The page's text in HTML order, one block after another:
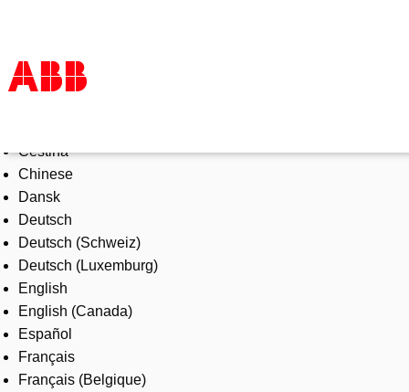
Products & Solutions
Industries
Services
About us
Where to buy
Contact us
Careers
Čeština
Chinese
Dansk
Deutsch
Deutsch (Schweiz)
Deutsch (Luxemburg)
English
English (Canada)
Español
Français
Français (Belgique)